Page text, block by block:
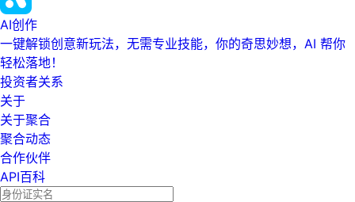
AI创作
一键解锁创意新玩法，无需专业技能，你的奇思妙想，AI 帮你
轻松落地！
投资者关系
关于
关于聚合
聚合动态
合作伙伴
API百科